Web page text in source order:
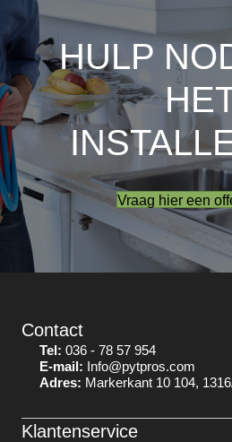
HULP
Vraag hier een
Contact
Tel: 036 - 78 57 954
E-mail: Info@pytpros.com
Adres: Markerkant 10 104,
Klantenservice